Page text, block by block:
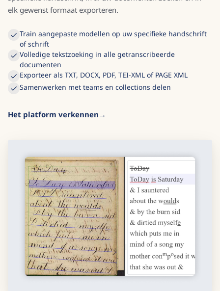
elk gewenst formaat exporteren.
Train aangepaste modellen op uw specifieke handschrift
of schrift
Volledige tekstzoeking in alle getranscribeerde
documenten
Exporteer als TXT, DOCX, PDF, TEI-XML of PAGE XML
Samenwerken met teams en collections delen
Het platform verkennen